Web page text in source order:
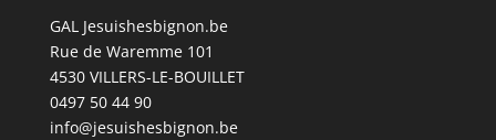
GAL Jesuishesbignon.be
Rue de Waremme 101
4530 VILLERS-LE-BOUILLET
0497 50 44 90
info@jesuishesbignon.be